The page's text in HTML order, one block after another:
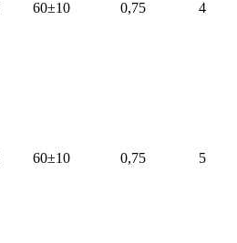
60±10 0,75 4
60±10 0,75 5